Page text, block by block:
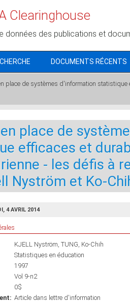
Clearinghouse
données des publications et
DOCUMENTS RÉCENTS
place de systèmes d'information statistique
place de
efficaces et
- les défis à
Nyström et Ko-
4 AVRIL 2014
KJELL Nyström TUNG, Ko-Chih
Statistiques en éducation
1997
Vol 9-n2
0$
Article dans lettre d'information